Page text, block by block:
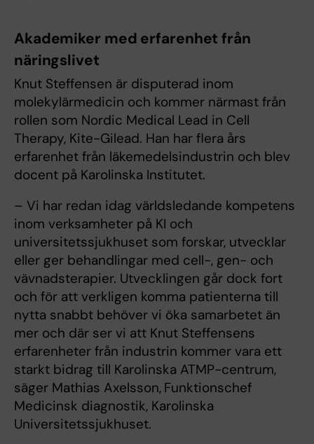
Akademiker med erfarenhet från
näringslivet
Knut Steffensen är disputerad inom
molekylärmedicin och kommer närmast från
rollen som Nordic Medical Lead in Cell
Therapy, Kite-Gilead. Han har flera års
erfarenhet från läkemedelsindustrin och blev
docent på Karolinska Institutet.
– Vi har redan idag världsledande kompetens
inom verksamheter på KI och
universitetssjukhuset som forskar, utvecklar
eller ger behandlingar med cell-, gen- och
vävnadsterapier. Utvecklingen går dock fort
och för att verkligen komma patienterna till
nytta snabbt behöver vi öka samarbetet än
mer och där ser vi att Knut Steffensens
erfarenheter från industrin kommer vara ett
starkt bidrag till Karolinska ATMP-centrum,
säger Mathias Axelsson, Funktionschef
Medicinsk diagnostik, Karolinska
Universitetssjukhuset.